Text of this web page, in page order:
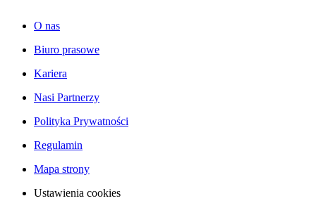
O nas
Biuro prasowe
Kariera
Nasi Partnerzy
Polityka Prywatności
Regulamin
Mapa strony
Ustawienia cookies